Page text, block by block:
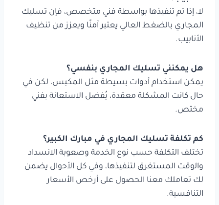
لا، إذا تم تنفيذها بواسطة فني متخصص، فإن تسليك
المجاري بالضغط العالي يعتبر آمنًا ويعزز من تنظيف
الأنابيب.
هل يمكنني تسليك المجاري بنفسي؟
يمكن استخدام أدوات بسيطة مثل المكبس، لكن في
حال كانت المشكلة معقدة، يُفضل الاستعانة بفني
مختص.
كم تكلفة تسليك المجاري في مبارك الكبير؟
تختلف التكلفة حسب نوع الخدمة وصعوبة الانسداد
والوقت المستغرق لتنفيذها، وفي كل الأحوال يضمن
لك تعاملك معنا الحصول على أرخص الأسعار
التنافسية.